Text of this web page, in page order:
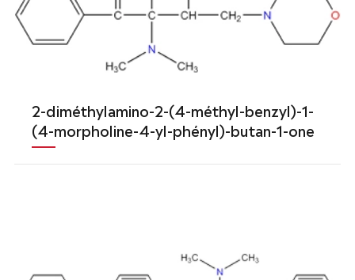
2-diméthylamino-2-(4-méthyl-benzyl)-1-
(4-morpholine-4-yl-phényl)-butan-1-one